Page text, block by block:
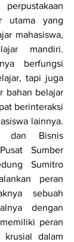
utama yang
mahasiswa,
mandiri.
berfungsi
tapi juga
bahan belajar
berinteraksi
lainnya.
dan Bisnis
Sumber
Sumitro
peran
sebuah
dengan
peran
dalam